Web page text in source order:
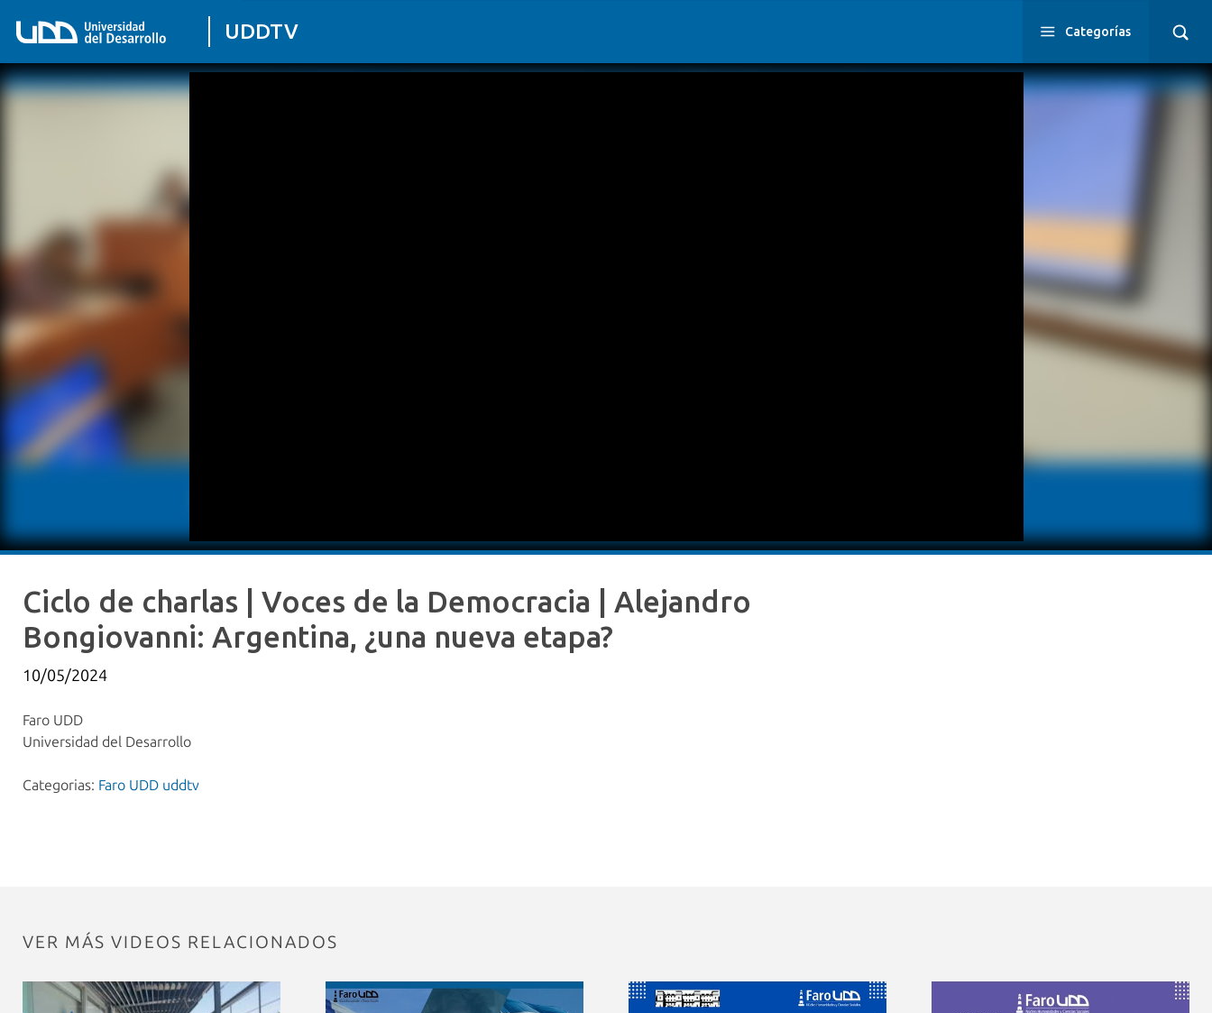
UDDTV Categorías
Ciclo de charlas | Voces de la Democracia | Alejandro
Bongiovanni: Argentina, ¿una nueva etapa?
10/05/2024
Faro UDD
Universidad del Desarrollo
Categorias: Faro UDD uddtv
VER MÁS VIDEOS RELACIONADOS